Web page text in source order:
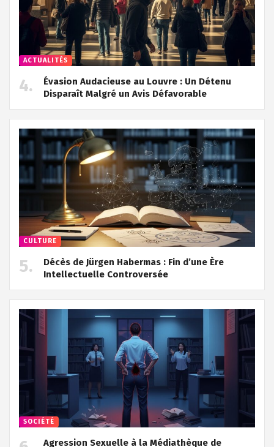
ACTUALITÉS
Évasion Audacieuse au Louvre : Un Détenu
Disparaît Malgré un Avis Défavorable
CULTURE
Décès de Jürgen Habermas : Fin d’une Ère
Intellectuelle Controversée
SOCIÉTÉ
Agression Sexuelle à la Médiathèque de